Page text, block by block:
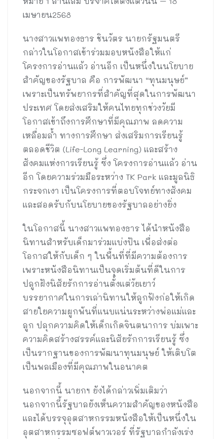
เมษายน2568
นางสาวแพทองธาร ชินวัตร นายกรัฐมนตรี
กล่าวในโอกาสเข้าร่วมมอบหนังสือให้แก่
โครงการอ่านแล้ว อ่านอีก เป็นหนึ่งในนโยบาย
สำคัญของรัฐบาล คือ การพัฒนา “ทุนมนุษย์”
เพราะเป็นทรัพยากรที่สำคัญที่สุดในการพัฒนา
ประเทศ โดยส่งเสริมให้คนไทยทุกช่วงวัยมี
โอกาสเข้าถึงการศึกษาที่มีคุณภาพ ลดความ
เหลื่อมล้ำ ทางการศึกษา ส่งเสริมการเรียนรู้
ตลอดชีวิต (Life-Long Learning) และสร้าง
สังคมแห่งการเรียนรู้ ซึ่ง โครงการอ่านแล้ว อ่าน
อีก โดยความร่วมมือระหว่าง TK Park และมูลนิธิ
กระจกเงา เป็นโครงการที่ตอบโจทย์ทางสังคม
และสอดรับกับนโยบายของรัฐบาลอย่างยิ่ง
ในโอกาสนี้ นางสาวแพทองธาร ได้นำหนังสือ
นิทานสำหรับเด็กมาร่วมแบ่งปัน เพื่อส่งต่อ
โอกาสให้กับเด็ก ๆ ในพื้นที่ที่มีความต้องการ
เพราะหนังสือนิทานเป็นจุดเริ่มต้นที่ดีในการ
ปลูกฝังนิสัยรักการอ่านตั้งแต่วัยเยาว์
บรรยากาศในการเล่านิทานให้ลูกฟังก่อให้เกิด
สายใยความผูกพันที่แนบแน่นระหว่างพ่อแม่และ
ลูก ปลุกความคิดให้เด็กเกิดจินตนาการ บ่มเพาะ
ความคิดสร้างสรรค์และนิสัยรักการเรียนรู้ ซึ่ง
เป็นรากฐานของการพัฒนาทุนมนุษย์ ให้เติบโต
เป็นพลเมืองที่มีคุณภาพในอนาคต
นอกจากนี้ นายกฯ ยังได้กล่าวเพิ่มเติมว่า
นอกจากนี้รัฐบาลยังเห็นความสำคัญของหนังสือ
และได้บรรจุอุตสาหกรรมหนังสือให้เป็นหนึ่งใน
อุตสาหกรรมซอฟต์พาวเวอร์ ที่รัฐบาลกำลังเร่ง